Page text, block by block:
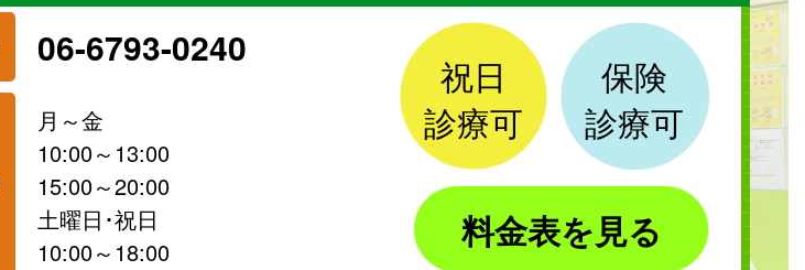
06-6793-0240
月～金
10:00～13:00
15:00～20:00
土曜日･祝日
10:00～18:00
祝日
診療可
保険
診療可
料金表を見る